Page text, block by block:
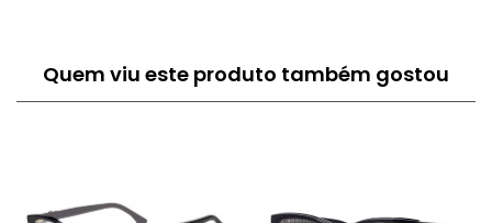
Quem viu este produto também gostou